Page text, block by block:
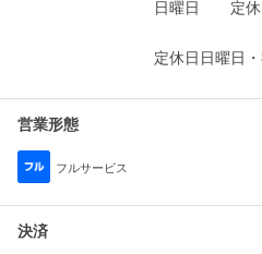
日曜日
定
定休日日曜日
営業形態
フルサービス
決済